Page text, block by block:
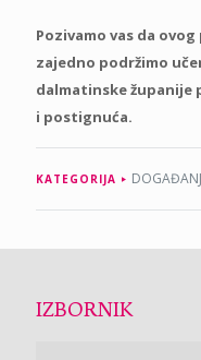
Pozivamo vas da ovog
zajedno podržimo
dalmatinske županije
i postignuća.
KATEGORIJA
IZBORNIK